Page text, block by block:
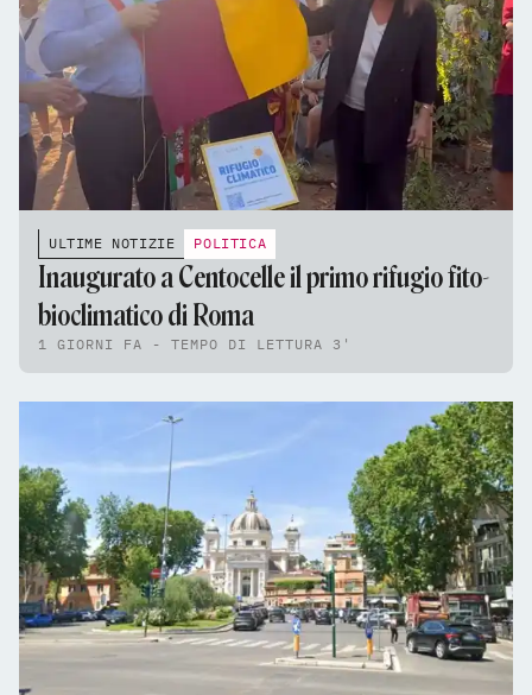
ULTIME NOTIZIE POLITICA
Inaugurato a Centocelle il primo rifugio fito-
bioclimatico di Roma
1 GIORNI FA - TEMPO DI LETTURA 3'